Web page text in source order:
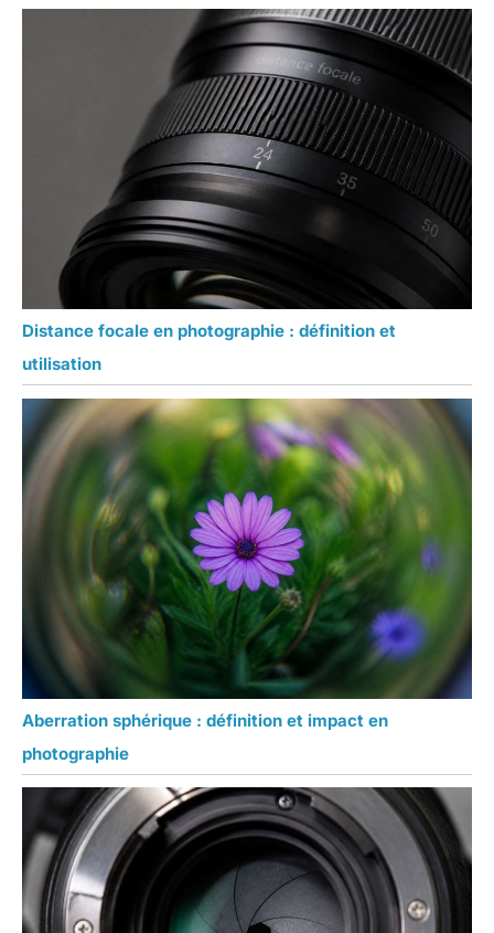
Distance focale en photographie : définition et
utilisation
Aberration sphérique : définition et impact en
photographie